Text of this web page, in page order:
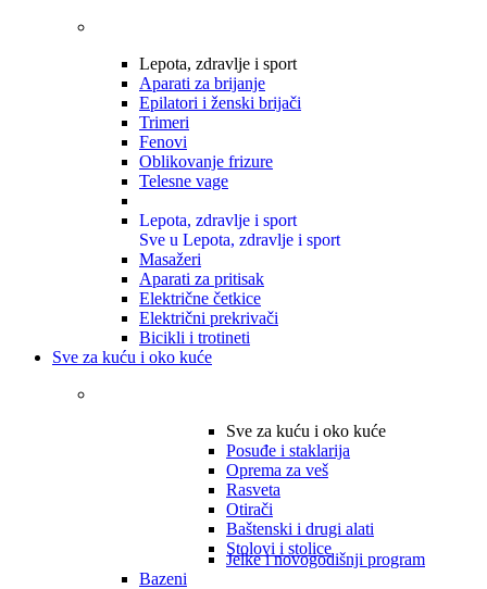
Lepota, zdravlje i sport
Aparati za brijanje
Epilatori i ženski brijači
Trimeri
Fenovi
Oblikovanje frizure
Telesne vage
Lepota, zdravlje i sport
Sve u Lepota, zdravlje i sport
Masažeri
Aparati za pritisak
Električne četkice
Električni prekrivači
Bicikli i trotineti
Sve za kuću i oko kuće
Sve za kuću i oko kuće
Posuđe i staklarija
Oprema za veš
Rasveta
Otirači
Baštenski i drugi alati
Stolovi i stolice
Jelke i novogodišnji program
Bazeni